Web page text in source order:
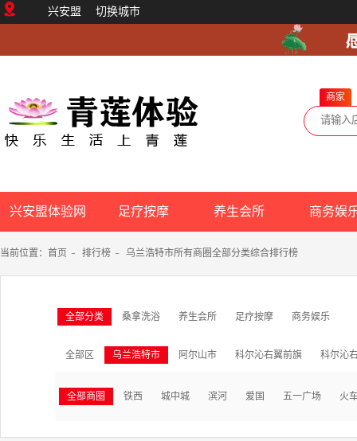
兴安盟 切换城市
商家
兴安盟体验网 足疗按摩 养生会所 商务娱
当前位置： 首页 - 排行榜 - 乌兰浩特市所有商圈全部分类综合排行榜
全部分类 桑拿洗浴 养生会所 足疗按摩 商务娱乐
全部区 乌兰浩特市 阿尔山市 科尔沁右翼前旗 科尔沁
全部商圈 铁西 城中城 滨河 爱国 五一广场 火